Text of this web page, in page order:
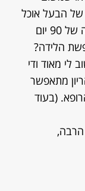
של הבעל אוכל
לחתום לדמי אבטלה ללא תק' ההמתנה של 90 יום
הלידה?
לי מאוד ודי
מתאפשר
(בעוד